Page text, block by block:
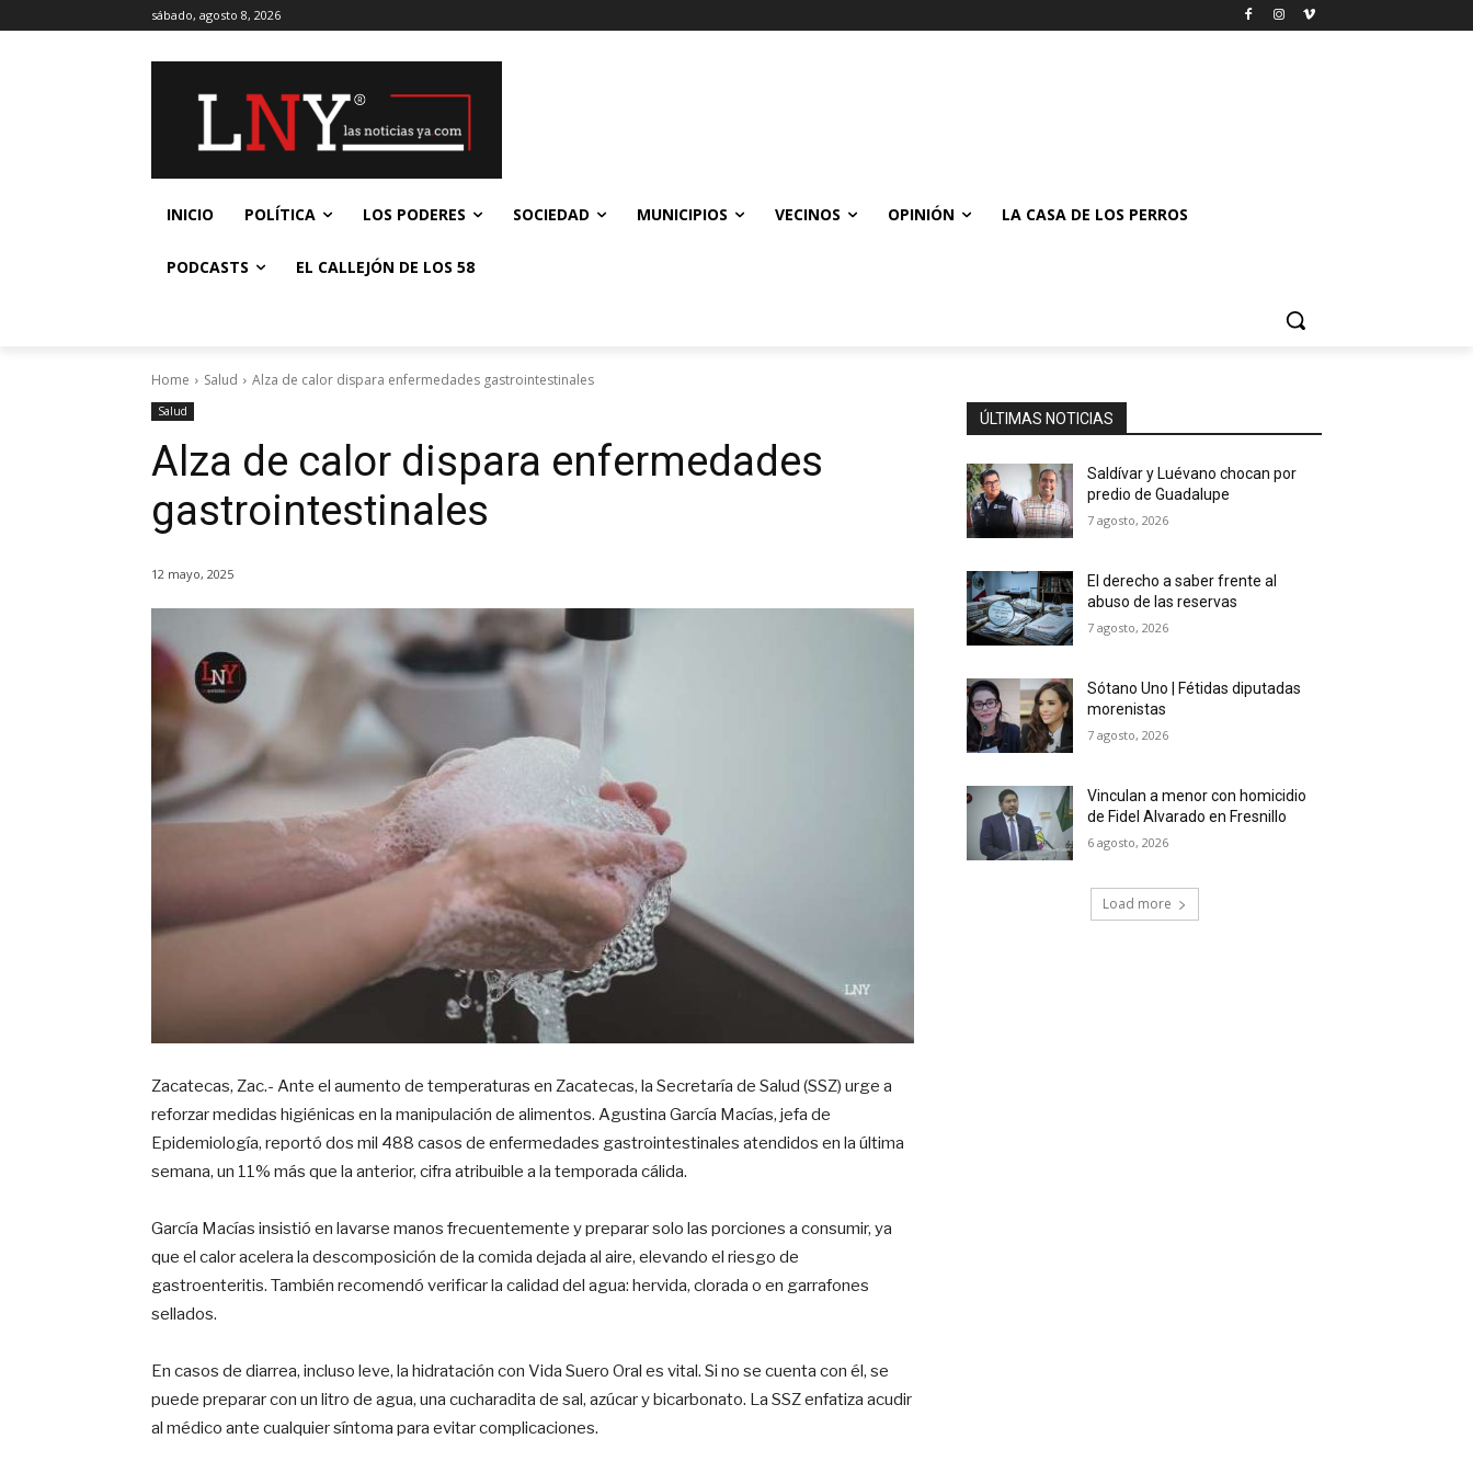
sábado, agosto 8, 2026
INICIO POLÍTICA LOS PODERES SOCIEDAD MUNICIPIOS VECINOS OPINIÓN LA CASA DE LOS PERROS
PODCASTS EL CALLEJÓN DE LOS 58
Home Salud Alza de calor dispara enfermedades gastrointestinales
Salud
Alza de calor dispara enfermedades
gastrointestinales
12 mayo, 2025
Zacatecas, Zac.- Ante el aumento de temperaturas en Zacatecas, la Secretaría de Salud (SSZ) urge a
reforzar medidas higiénicas en la manipulación de alimentos. Agustina García Macías, jefa de
Epidemiología, reportó dos mil 488 casos de enfermedades gastrointestinales atendidos en la última
semana, un 11% más que la anterior, cifra atribuible a la temporada cálida.
García Macías insistió en lavarse manos frecuentemente y preparar solo las porciones a consumir, ya
que el calor acelera la descomposición de la comida dejada al aire, elevando el riesgo de
gastroenteritis. También recomendó verificar la calidad del agua: hervida, clorada o en garrafones
sellados.
En casos de diarrea, incluso leve, la hidratación con Vida Suero Oral es vital. Si no se cuenta con él, se
puede preparar con un litro de agua, una cucharadita de sal, azúcar y bicarbonato. La SSZ enfatiza acudir
al médico ante cualquier síntoma para evitar complicaciones.
ÚLTIMAS NOTICIAS
Saldívar y Luévano chocan por
predio de Guadalupe
7 agosto, 2026
El derecho a saber frente al
abuso de las reservas
7 agosto, 2026
Sótano Uno | Fétidas diputadas
morenistas
7 agosto, 2026
Vinculan a menor con homicidio
de Fidel Alvarado en Fresnillo
6 agosto, 2026
Load more